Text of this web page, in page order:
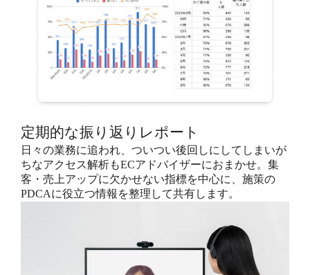
定期的な振り返りレポート
日々の業務に追われ、ついつい後回しにしてしまいが
ちなアクセス解析もECアドバイザーにおまかせ。集
客・売上アップに欠かせない指標を中心に、施策の
PDCAに役立つ情報を整理して共有します。